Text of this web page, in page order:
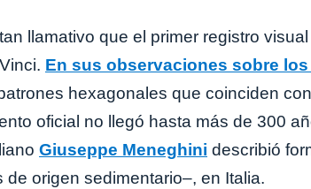
llamativo que el primer registro
En sus observaciones sobre
hexagonales que coinciden
oficial no llegó hasta más de 300
Giuseppe Meneghini describió
de origen sedimentario–, en Italia.